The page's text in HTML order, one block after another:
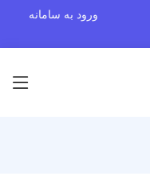
ورود به سامانه